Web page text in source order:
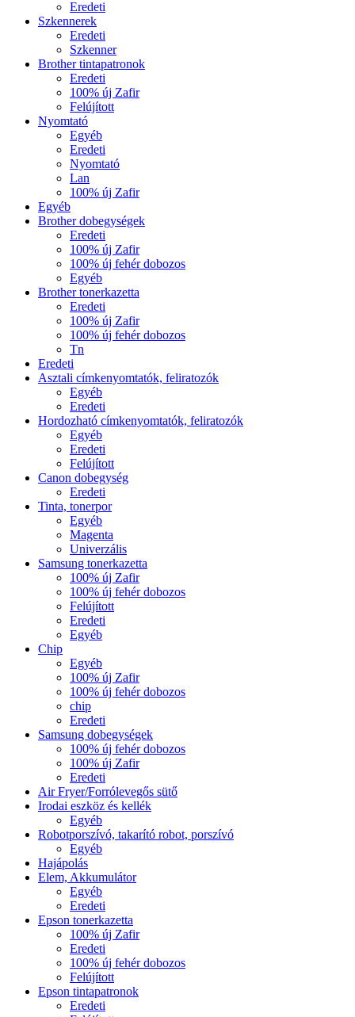
Eredeti
Szkennerek
Eredeti
Szkenner
Brother tintapatronok
Eredeti
100% új Zafir
Felújított
Nyomtató
Egyéb
Eredeti
Nyomtató
Lan
100% új Zafir
Egyéb
Brother dobegységek
Eredeti
100% új Zafir
100% új fehér dobozos
Egyéb
Brother tonerkazetta
Eredeti
100% új Zafir
100% új fehér dobozos
Tn
Eredeti
Asztali címkenyomtatók, feliratozók
Egyéb
Eredeti
Hordozható címkenyomtatók, feliratozók
Egyéb
Eredeti
Felújított
Canon dobegység
Eredeti
Tinta, tonerpor
Egyéb
Magenta
Univerzális
Samsung tonerkazetta
100% új Zafir
100% új fehér dobozos
Felújított
Eredeti
Egyéb
Chip
Egyéb
100% új Zafir
100% új fehér dobozos
chip
Eredeti
Samsung dobegységek
100% új fehér dobozos
100% új Zafir
Eredeti
Air Fryer/Forrólevegős sütő
Irodai eszköz és kellék
Egyéb
Robotporszívó, takarító robot, porszívó
Egyéb
Hajápolás
Elem, Akkumulátor
Egyéb
Eredeti
Epson tonerkazetta
100% új Zafir
Eredeti
100% új fehér dobozos
Felújított
Epson tintapatronok
Eredeti